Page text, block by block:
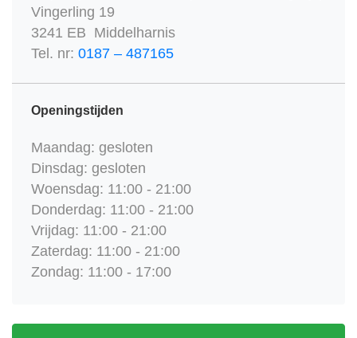
Vingerling 19
3241 EB Middelharnis
Tel. nr: 0187 – 487165
Openingstijden
Maandag: gesloten
Dinsdag: gesloten
Woensdag: 11:00 - 21:00
Donderdag: 11:00 - 21:00
Vrijdag: 11:00 - 21:00
Zaterdag: 11:00 - 21:00
Zondag: 11:00 - 17:00